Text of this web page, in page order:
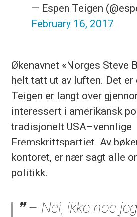
— Espen Teigen
February 16, 2017
Økenavnet «Norges Steve
helt tatt ut av luften. Det er
Teigen er langt over
interessert i amerikansk
tradisjonelt USA–vennlige
Fremskrittspartiet. Av
kontoret, er nær sagt alle
politikk.
– Nei, ikke noe